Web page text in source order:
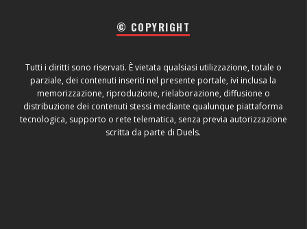
© COPYRIGHT
Tutti i diritti sono riservati. È vietata qualsiasi utilizzazione, totale o
parziale, dei contenuti inseriti nel presente portale, ivi inclusa la
memorizzazione, riproduzione, rielaborazione, diffusione o
distribuzione dei contenuti stessi mediante qualunque piattaforma
tecnologica, supporto o rete telematica, senza previa autorizzazione
scritta da parte di Duels.